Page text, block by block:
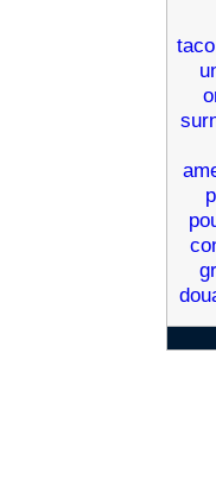
taco